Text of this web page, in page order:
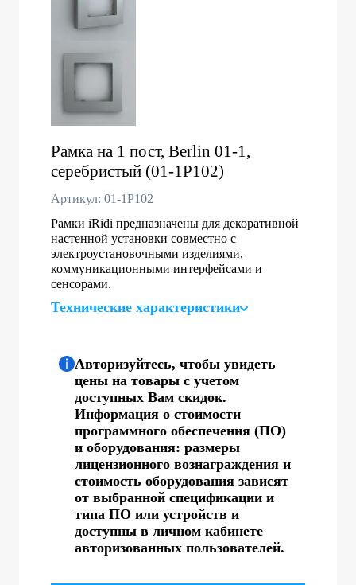
Рамка на 1 пост, Berlin 01-1,
серебристый (01-1P102)
Артикул: 01-1P102
Рамки iRidi предназначены для декоративной
настенной установки совместно с
электроустановочными изделиями,
коммуникационными интерфейсами и
сенсорами.
Технические характеристики
Авторизуйтесь, чтобы увидеть
цены на товары с учетом
доступных Вам скидок.
Информация о стоимости
программного обеспечения (ПО)
и оборудования: размеры
лицензионного вознаграждения и
стоимость оборудования зависят
от выбранной спецификации и
типа ПО или устройств и
доступны в личном кабинете
авторизованных пользователей.